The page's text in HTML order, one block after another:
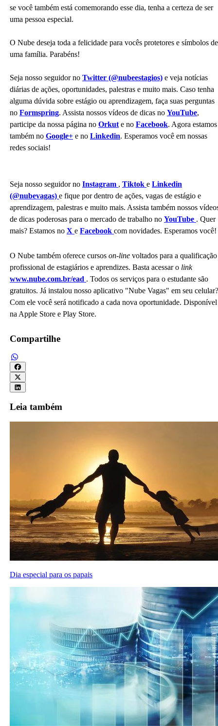
se você também está comemorando esse dia, tenha a certeza de ser
uma pessoa especial.
O Nube deseja toda a felicidade para vocês protetores e símbolos de
uma família. Parabéns!
Seja nosso seguidor no Twitter (@nubeestagios) e veja notícias
diárias de ações, oportunidades, palestras e muito mais. Caso tenha
alguma dúvida sobre estágio ou aprendizagem, faça suas perguntas
no Formspring. Assista nossos vídeos de dicas no YouTube,
participe da nossa página no Orkut e no Facebook. Agora estamos
também no Google+ e no Linkedin. Esperamos você em nossas
redes sociais!
Seja nosso seguidor no Instagram , Tiktok e Linkedin
(@nubevagas) e fique por dentro de ações, vagas de estágio e
aprendizagem, palestras e muito mais. Assista também nossos
de dicas poderosas para o mercado de trabalho no YouTube . Quer
mais? Estamos no X e Facebook com novidades. Esperamos você!
O Nube também oferece cursos on-line voltados para a qualificação
profissional de estagiários e aprendizes. Basta acessar o link
www.nube.com.br/ead . Todos os serviços para o estudante são
gratuitos. Já instalou nosso aplicativo "Nube Vagas" em seu celular?
Com ele você será notificado a cada nova oportunidade. Disponível
na Apple Store e Play Store.
Compartilhe
Leia também
Dia especial para os papais